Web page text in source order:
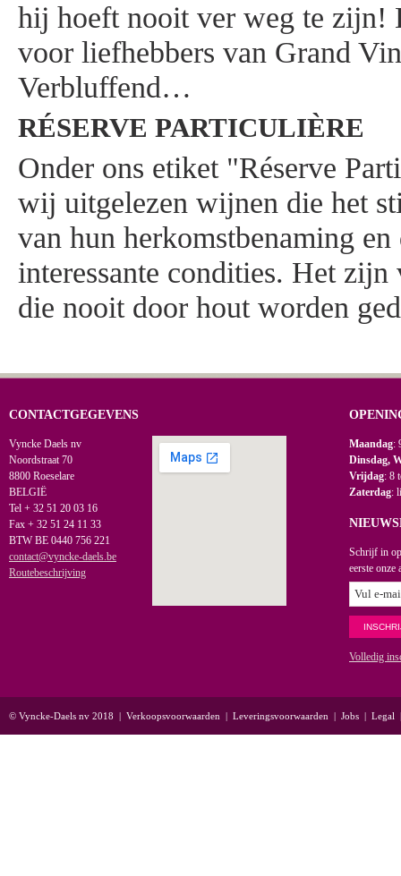
hij hoeft nooit ver weg te zijn!
voor liefhebbers van Grand
Verbluffend…
RÉSERVE PARTICULIÈRE
Onder ons etiket "Réserve
wij uitgelezen wijnen die het
van hun herkomstbenaming en
interessante condities. Het
die nooit door hout worden
CONTACTGEGEVENS
Vyncke Daels nv
Noordstraat 70
8800 Roeselare
BELGIË
Tel + 32 51 20 03 16
Fax + 32 51 24 11 33
BTW BE 0440 756 221
contact@vyncke-daels.be
Routebeschrijving
Maandag:
Dinsdag,
Vrijdag: 8
Zaterdag:
Schrijf in
eerste onze
Volledig
© Vyncke-Daels nv 2018 | Verkoopsvoorwaarden | Leveringsvoorwaarden | Jobs | Legal